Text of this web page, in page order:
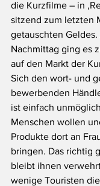
die Kurzfilme – in
sitzend zum letzten
getauschten Geldes.
Nachmittag ging es
auf den Markt der
Sich den wort- und
bewerbenden
ist einfach
Menschen wollen
Produkte dort an
bringen. Das richtig
bleibt ihnen
wenige Touristen